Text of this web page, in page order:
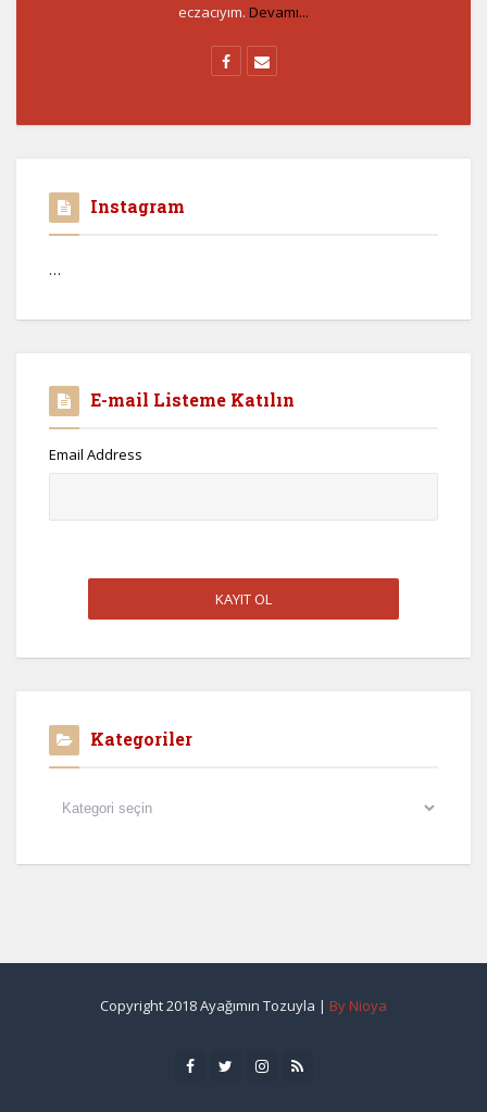
eczacıyım. Devamı...
Instagram
…
E-mail Listeme Katılın
Email Address
Kategoriler
Kategoriler
Copyright 2018 Ayağımın Tozuyla | By Nioya